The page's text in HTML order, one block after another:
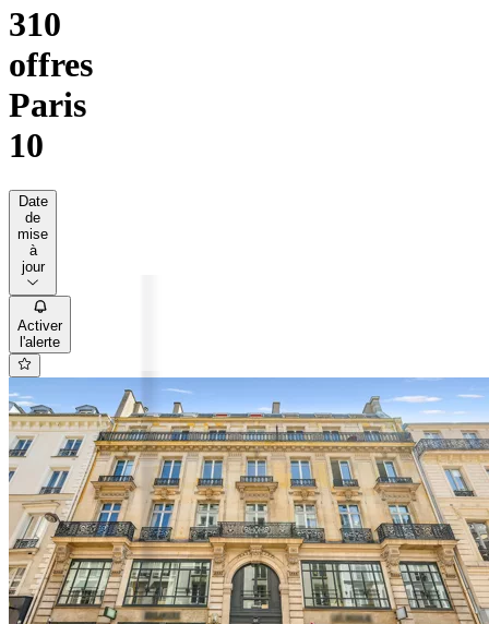
310
offres
Paris
10
Date
de
mise
à
jour
Activer
l'alerte